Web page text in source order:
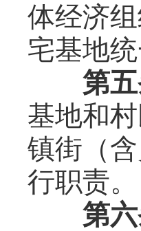
体经济
宅基地
第
基地和
镇街（
行职责。
第